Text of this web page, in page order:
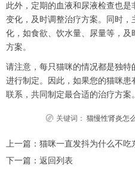
此外，定期的血液和尿液检查也
变化，及时调整治疗方案。同时
化，如食欲、饮水量、尿量等，
方案。
请注意，每只猫咪的情况都是独
进行制定。因此，如果您的猫咪
联系，共同制定最合适的治疗方案。
关键词： 猫慢性肾炎怎
上一篇： 猫咪一直发抖为什么不吃
下一篇： 返回列表